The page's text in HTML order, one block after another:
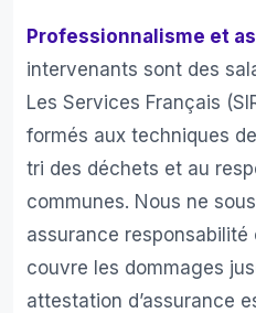
Professionnalisme et
intervenants sont des
Les Services Français
formés aux techniques
tri des déchets et au
communes. Nous ne
assurance
couvre les dommages
attestation d’assurance